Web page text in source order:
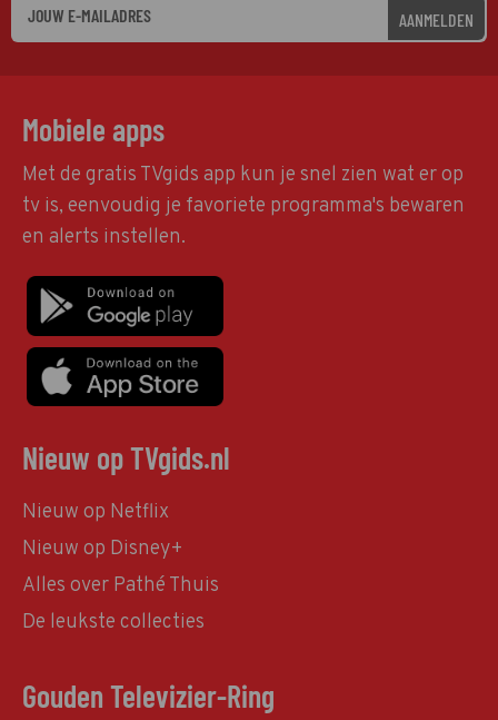
AANMELDEN
Mobiele apps
Met de gratis TVgids app kun je snel zien wat er op
tv is, eenvoudig je favoriete programma's bewaren
en alerts instellen.
Nieuw op TVgids.nl
Nieuw op Netflix
Nieuw op Disney+
Alles over Pathé Thuis
De leukste collecties
Gouden Televizier-Ring